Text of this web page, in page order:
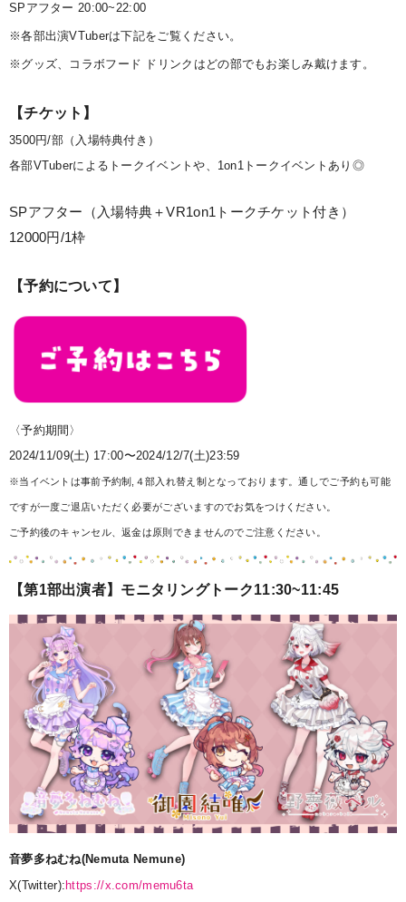
SPアフター 20:00~22:00
※各部出演VTuberは下記をご覧ください。
※グッズ、コラボフード ドリンクはどの部でもお楽しみ戴けます。
【チケット】
3500円/部（入場特典付き）
各部VTuberによるトークイベントや、1on1トークイベントあり◎
SPアフター（入場特典＋VR1on1トークチケット付き）
12000円/1枠
【予約について】
〈予約期間〉
2024/11/09(土) 17:00〜2024/12/7(土)23:59
※当イベントは事前予約制,４部入れ替え制 となっております。通しでご予約も可能
ですが一度ご退店いただく必要がございますのでお気をつけください。
ご予約後のキャンセル、返金は原則できませんのでご注意ください。
【第1部出演者】モニタリングトーク11:30~11:45
音夢多ねむね(Nemuta Nemune)
X(Twitter):https://x.com/memu6ta